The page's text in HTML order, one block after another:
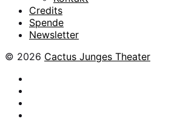
Credits
Spende
Newsletter
© 2026 Cactus Junges Theater